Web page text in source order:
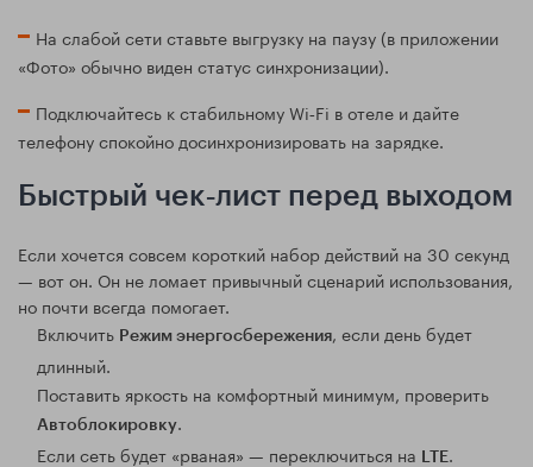
На слабой сети ставьте выгрузку на паузу (в приложении
«Фото» обычно виден статус синхронизации).
Подключайтесь к стабильному Wi‑Fi в отеле и дайте
телефону спокойно досинхронизировать на зарядке.
Быстрый чек‑лист перед выходом
Если хочется совсем короткий набор действий на 30 секунд
— вот он. Он не ломает привычный сценарий использования,
но почти всегда помогает.
Включить Режим энергосбережения, если день будет
длинный.
Поставить яркость на комфортный минимум, проверить
Автоблокировку.
Если сеть будет «рваная» — переключиться на LTE.